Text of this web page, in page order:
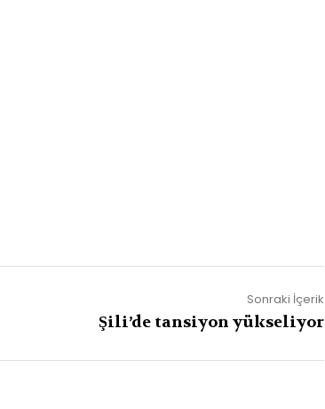
Sonraki İçerik
Şili’de tansiyon yükseliyor